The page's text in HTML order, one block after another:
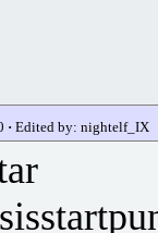
· Edited by: nightelf_IX